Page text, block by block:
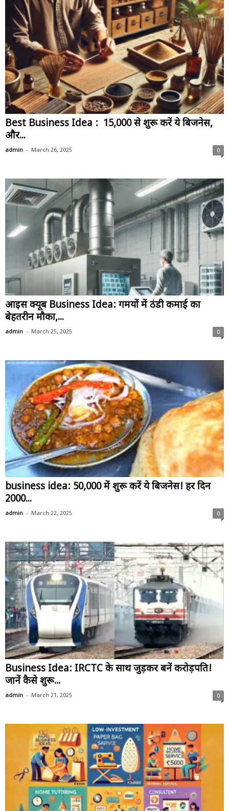
Best Business Idea : ₹15,000 से शुरू करें ये बिजनेस,
और...
admin - March 26, 2025 0
आइस क्यूब Business Idea: गर्मियों में ठंडी कमाई का
बेहतरीन मौका,...
admin - March 25, 2025 0
business idea: ₹50,000 में शुरू करें ये बिजनेस! हर दिन
₹2000...
admin - March 22, 2025 0
Business Idea: IRCTC के साथ जुड़कर बनें करोड़पति!
जानें कैसे शुरू...
admin - March 21, 2025 0